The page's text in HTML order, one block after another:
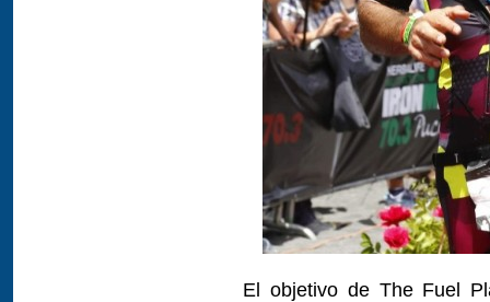
El objetivo de The Fuel